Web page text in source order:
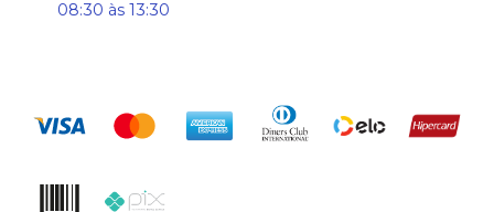
08:30 às 13:30